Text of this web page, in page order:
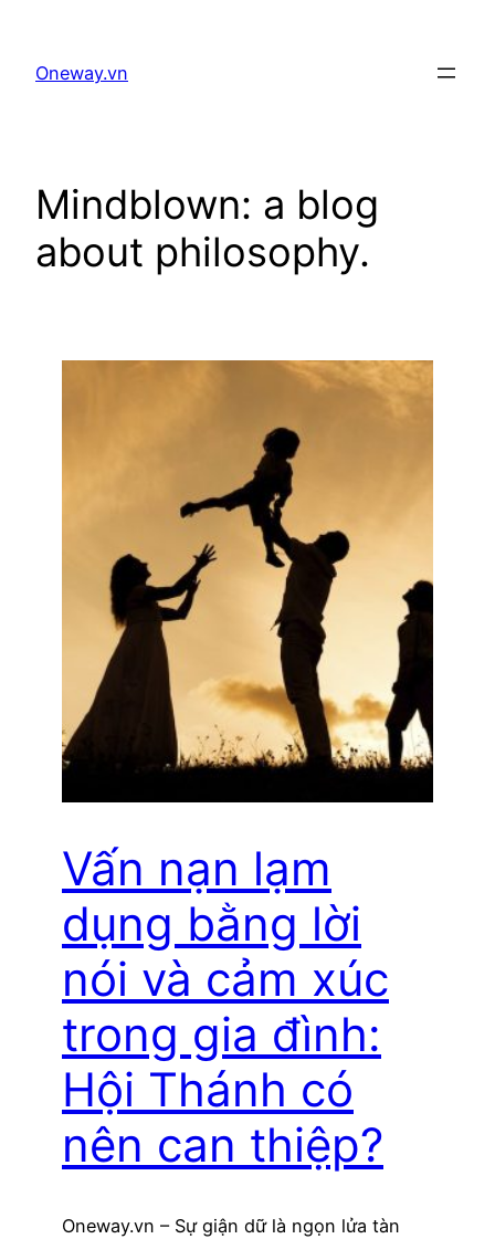
content
Oneway.vn
Mindblown: a blog
about philosophy.
Vấn nạn lạm
dụng bằng lời
nói và cảm xúc
trong gia đình:
Hội Thánh có
nên can thiệp?
Oneway.vn – Sự giận dữ là ngọn lửa tàn